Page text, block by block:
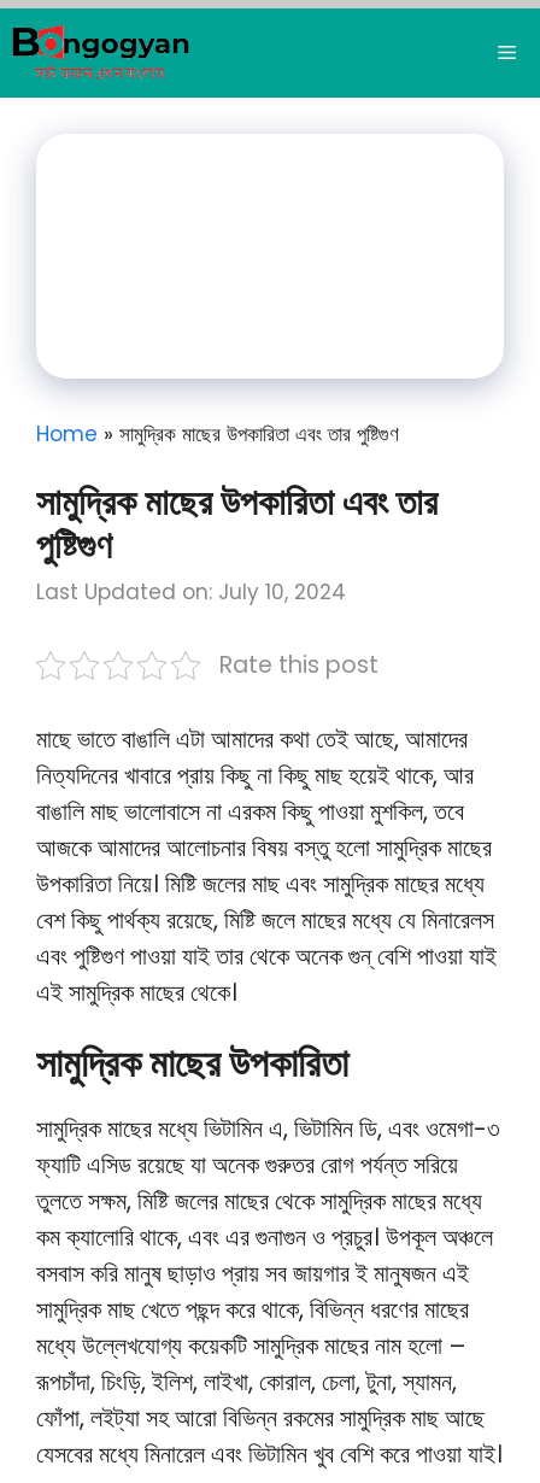
Skip
to
content
Home » সামুদ্রিক মাছের উপকারিতা এবং তার পুষ্টিগুণ
সামুদ্রিক মাছের উপকারিতা এবং তার
পুষ্টিগুণ
Last Updated on: July 10, 2024
Rate this post
মাছে ভাতে বাঙালি এটা আমাদের কথা তেই আছে, আমাদের
নিত্যদিনের খাবারে প্রায় কিছু না কিছু মাছ হয়েই থাকে, আর
বাঙালি মাছ ভালোবাসে না এরকম কিছু পাওয়া মুশকিল, তবে
আজকে আমাদের আলোচনার বিষয় বস্তু হলো সামুদ্রিক মাছের
উপকারিতা নিয়ে। মিষ্টি জলের মাছ এবং সামুদ্রিক মাছের মধ্যে
বেশ কিছু পার্থক্য রয়েছে, মিষ্টি জলে মাছের মধ্যে যে মিনারেলস
এবং পুষ্টিগুণ পাওয়া যাই তার থেকে অনেক গুন্ বেশি পাওয়া যাই
এই সামুদ্রিক মাছের থেকে।
সামুদ্রিক মাছের উপকারিতা
সামুদ্রিক মাছের মধ্যে ভিটামিন এ, ভিটামিন ডি, এবং ওমেগা-৩
ফ্যাটি এসিড রয়েছে যা অনেক গুরুতর রোগ পর্যন্ত সরিয়ে
তুলতে সক্ষম, মিষ্টি জলের মাছের থেকে সামুদ্রিক মাছের মধ্যে
কম ক্যালোরি থাকে, এবং এর গুনাগুন ও প্রচুর। উপকূল অঞ্চলে
বসবাস করি মানুষ ছাড়াও প্রায় সব জায়গার ই মানুষজন এই
সামুদ্রিক মাছ খেতে পছন্দ করে থাকে, বিভিন্ন ধরণের মাছের
মধ্যে উল্লেখযোগ্য কয়েকটি সামুদ্রিক মাছের নাম হলো –
রূপচাঁদা, চিংড়ি, ইলিশ, লাইখা, কোরাল, চেলা, টুনা, স্যামন,
ফোঁপা, লইট্যা সহ আরো বিভিন্ন রকমের সামুদ্রিক মাছ আছে
যেসবের মধ্যে মিনারেল এবং ভিটামিন খুব বেশি করে পাওয়া যাই।